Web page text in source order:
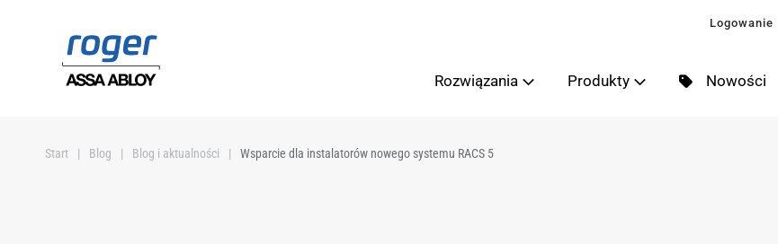
Przejdź do głównej treści
Logowanie
Rozwiązania Produkty Nowości
Start Blog Blog i aktualności Wsparcie dla instalatorów nowego systemu RACS 5